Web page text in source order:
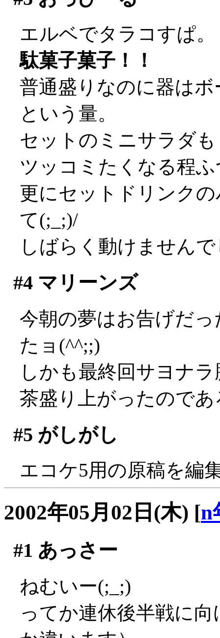
エルベでタラコすぱ。
駄菓子菓子！！
普通盛りなのに器は
という量。
セットのミニサラダ
ツッコミたくなる程
更にセットドリンク
て(;_;)/
しばらく動けません
#4マリーンズ
今朝の夢はお告げだ
たョ(^^;;)
しかも最終回サヨナ
茶盛り上がったので
#5 がしがし
エコケ5用の原稿を編
2002年05月02日(木) [n
#1 あっさー
ねむいー(;_;)
ってか連休後半戦に